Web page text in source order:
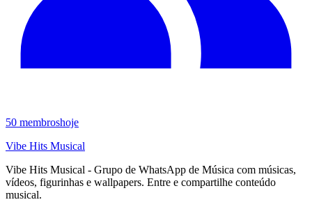
50 membroshoje
Vibe Hits Musical
Vibe Hits Musical - Grupo de WhatsApp de Música com músicas,
vídeos, figurinhas e wallpapers. Entre e compartilhe conteúdo
musical.